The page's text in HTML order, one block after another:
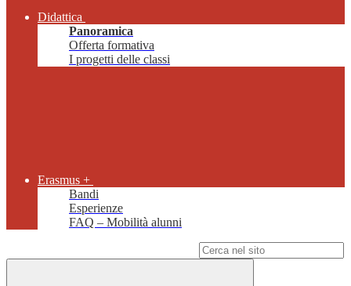
Didattica
Panoramica
Offerta formativa
I progetti delle classi
Erasmus +
Bandi
Esperienze
FAQ – Mobilità alunni